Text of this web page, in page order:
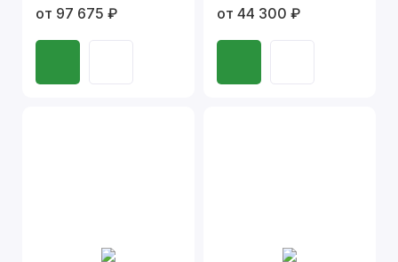
от 97 675 ₽ от 44 300 ₽